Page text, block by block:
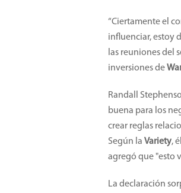
“Ciertamente el
influenciar, estoy
las reuniones del
inversiones de
Randall
buena para los
crear reglas
Según la Variety,
agregó que "esto
La declaración